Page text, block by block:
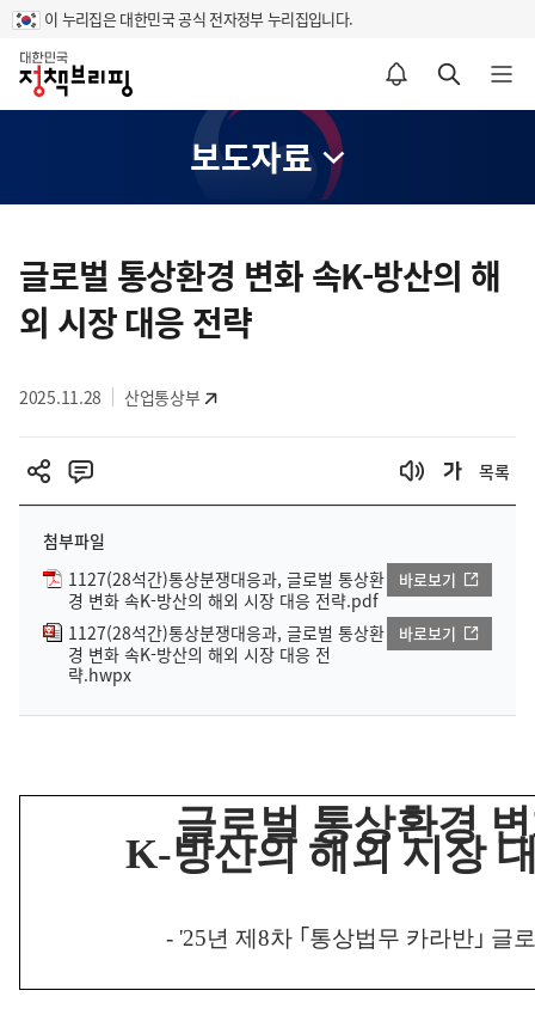
이 누리집은 대한민국 공식 전자정부 누리집입니다.
홈
알림설정 바로가기 검색 바로가기 메뉴 열기
보도자료
텐
츠
영
글로벌 통상환경 변화 속K-방산의 해
외 시장 대응 전략
2025.11.28 산업통상부
목록
첨부파일
1127(28석간)통상분쟁대응과, 글로벌 통상환
경 변화 속K-방산의 해외 시장 대응 전략.pdf
바로보기
1127(28석간)통상분쟁대응과, 글로벌 통상환
경 변화 속K-방산의 해외 시장 대응 전
략.hwpx
바로보기
글로벌 통상환경
K-방산의 해외 시장
- '25년 제 8차 ｢ 통상법무 카라반 ｣ 글